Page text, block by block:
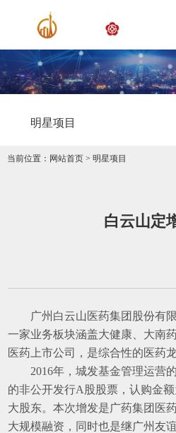
明星项目
当前位置： 网站首页 > 明星项目
白云山定
广州白云山医药集团股份有
一家业务板块涵盖大健康、大南
医药上市公司，是综合性的医药龙
2016年，城发基金管理运营
的非公开发行A 股股票 ，认购金
大股东。本次增发是广药集团医
大规模融资，同时也是继广州友